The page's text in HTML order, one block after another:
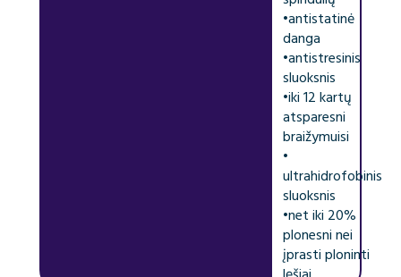
•antistatinė
danga
•antistresinis
sluoksnis
•iki 12 kartų
atsparesni
braižymuisi
•
ultrahidrofobinis
sluoksnis
•net iki 20%
plonesni nei
įprasti ploninti